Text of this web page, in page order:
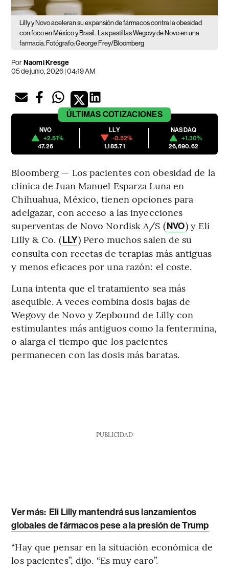
Lilly y Novo aceleran su expansión de fármacos contra la obesidad
con foco en México y Brasil.
Las pastillas Wegovy de Novo en una
farmacia. Fotógrafo: George Frey/Bloomberg
PorNaomi Kresge
05 de junio, 2026 | 04:19 AM
ÚLTIMAS COTIZACIONES
NVO
+2.81%
47.26
LLY
-0.52%
1,185.71
NASDAQ
+1.30%
26,690.62
Bloomberg — Los pacientes con obesidad de la
clínica de Juan Manuel Esparza Luna en
Chihuahua, México, tienen opciones para
adelgazar, con acceso a las inyecciones
superventas de Novo Nordisk A/S (NVO) y Eli
Lilly & Co. (LLY) Pero muchos salen de su
consulta con recetas de terapias más antiguas
y menos eficaces por una razón: el coste.
Luna intenta que el tratamiento sea más
asequible. A veces combina dosis bajas de
Wegovy de Novo y Zepbound de Lilly con
estimulantes más antiguos como la fentermina,
o alarga el tiempo que los pacientes
permanecen con las dosis más baratas.
PUBLICIDAD
Ver más: Eli Lilly mantendrá sus lanzamientos
globales de fármacos pese a la presión de Trump
“Hay que pensar en la situación económica de
los pacientes”, dijo. “Es muy caro”.